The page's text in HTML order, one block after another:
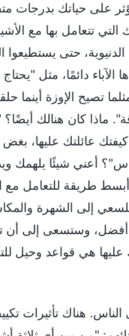
على حياتك بدرجات
تتعامل بها مع
حتى يستطيعوا
دائمًا، مثل
تصيح الإوزة أينما
ماذا كان هنالك أيضًا؟
عائلتك عليها، بغض
أعني شيئًا يلهمك
طريقة للتعامل مع
إلى الشهرة
وستسعى إلى أن
هي قواعد وحيل
هناك تأثيرات